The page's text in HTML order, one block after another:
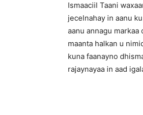
Ismaaciil Taani
jecelnahay in aanu
aanu annagu markaa
maanta halkan u
kuna faanayno
rajaynayaa in aad